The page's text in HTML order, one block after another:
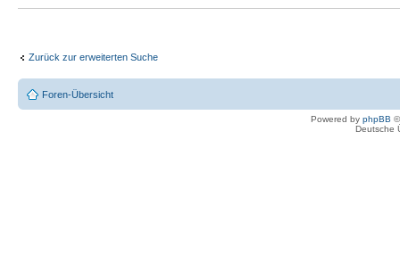
Zurück zur erweiterten Suche
Foren-Übersicht
Powered by phpBB
Deutsche